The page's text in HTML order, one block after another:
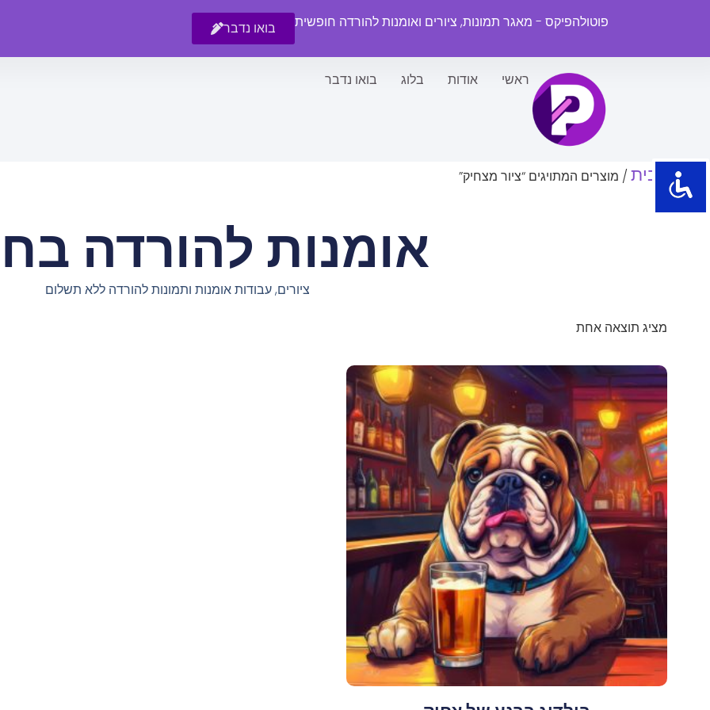
פוטולהפיקס - מאגר תמונות, ציורים ואומנות להורדה חופשית בואו נדבר
ראשי אודות בלוג בואו נדבר
עמוד הבית / מוצרים המתויגים “ציור מצחיק”
אומנות להורדה
ציורים, עבודות אומנות ותמונות להורדה ללא תשלום
מציג תוצאה אחת